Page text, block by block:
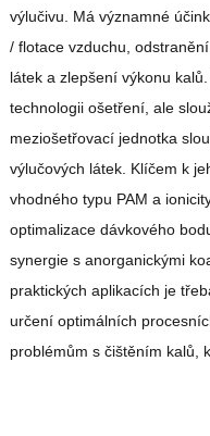
výlučivu. Má významné
/ flotace vzduchu,
látek a zlepšení výkonu
technologii ošetření, ale
meziošetřovací jednotka
výlučových látek. Klíčem k
vhodného typu PAM a
optimalizace dávkového
synergie s anorganickými
praktických aplikacích je
určení optimálních
problémům s čištěním kalů,